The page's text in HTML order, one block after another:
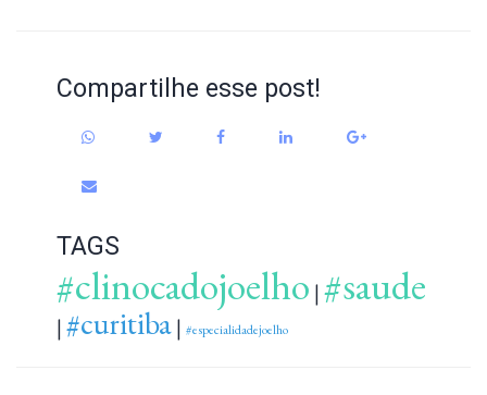
Compartilhe esse post!
TAGS
#clinocadojoelho |#saude
|#curitiba |#especialidadejoelho